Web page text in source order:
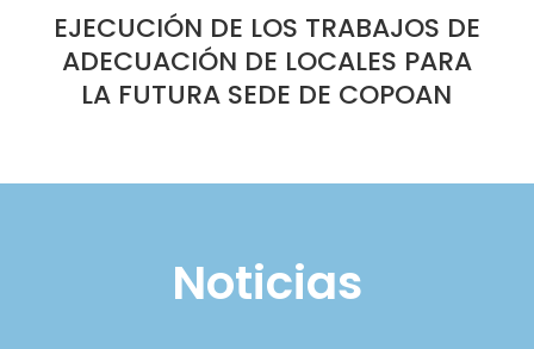
EJECUCIÓN DE LOS TRABAJOS DE
ADECUACIÓN DE LOCALES PARA
LA FUTURA SEDE DE COPOAN
Noticias